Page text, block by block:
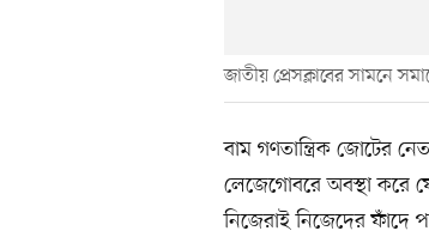
জাতীয় প্রেসক্লাবের সামনে
বাম গণতান্ত্রিক জোটের
লেজেগোবরে অবস্থা করে
নিজেরাই নিজেদের ফাঁদে